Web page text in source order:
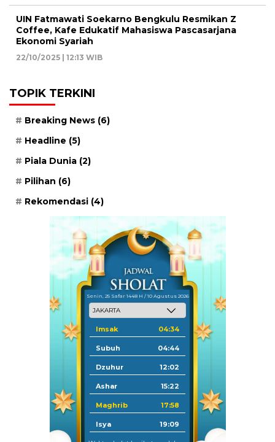
UIN Fatmawati Soekarno Bengkulu Resmikan Z
Coffee, Kafe Edukatif Mahasiswa Pascasarjana
Ekonomi Syariah
22/10/2025 | 12:13 WIB
TOPIK TERKINI
Breaking News (6)
Headline (5)
Piala Dunia (2)
Pilihan (6)
Rekomendasi (4)
Senin, 25 Safar 1448 H / 10 Agustus 2026
Imsak 04:34
Subuh 04:44
Dzuhur 12:02
Ashar 15:22
Maghrib 17:58
Isya 19:09